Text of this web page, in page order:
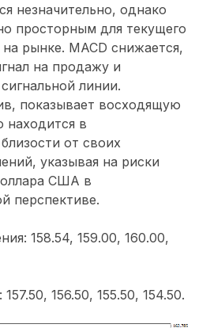
незначительно, однако
просторным для текущего
рынке. MACD снижается,
на продажу и
линии.
показывает восходящую
находится в
от своих
указывая на риски
США в
перспективе.
158.54, 159.00, 160.00,
156.50, 155.50, 154.50.